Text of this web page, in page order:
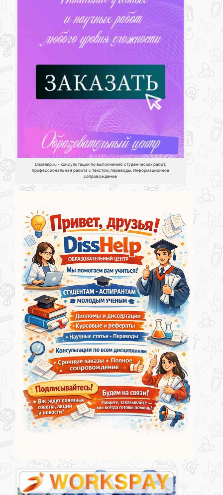
DissHelp.ru - консультации по выполнению студенческих работ,
профессиональная работа с текстом, переводы. Информационное
сопровождение